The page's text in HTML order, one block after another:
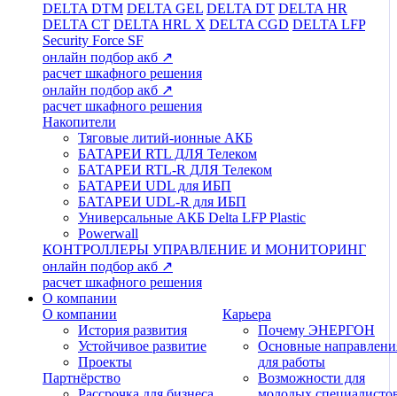
DELTA DTM DELTA GEL DELTA DT DELTA HR
DELTA CT DELTA HRL Х DELTA CGD DELTA LFP
Security Force SF
онлайн подбор акб ↗
расчет шкафного решения
онлайн подбор акб ↗
расчет шкафного решения
Накопители
Тяговые литий-ионные АКБ
БАТАРЕИ RTL ДЛЯ Телеком
БАТАРЕИ RTL-R ДЛЯ Телеком
БАТАРЕИ UDL для ИБП
БАТАРЕИ UDL-R для ИБП
Универсальные АКБ Delta LFP Plastic
Powerwall
КОНТРОЛЛЕРЫ УПРАВЛЕНИЕ И МОНИТОРИНГ
онлайн подбор акб ↗
расчет шкафного решения
О компании
О компании
История развития
Устойчивое развитие
Проекты
Партнёрство
Карьера
Почему ЭНЕРГОН
Основные
для работы
Возможности для